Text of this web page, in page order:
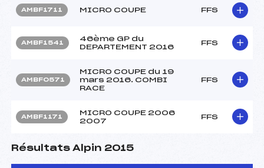
AMBF1711 MICRO COUPE FFS
AMBF1541
46ème GP du
DEPARTEMENT 2016
FFS
AMBF0571
MICRO COUPE du 19
mars 2016. COMBI
RACE
FFS
AMBF1171
MICRO COUPE 2006
2007
FFS
Résultats Alpin 2015